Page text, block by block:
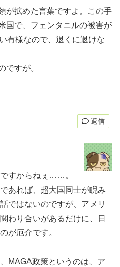
が拡めた言葉ですよ。この手
国で、フェンタニルの被害が
有様なので、退くに退けな
ですが。
返信
すからねぇ……。
あれば、超大国同士が睨み
ではないのですが、アメリ
わり合いがあるだけに、日
が厄介です。
MAGA政策というのは、ア